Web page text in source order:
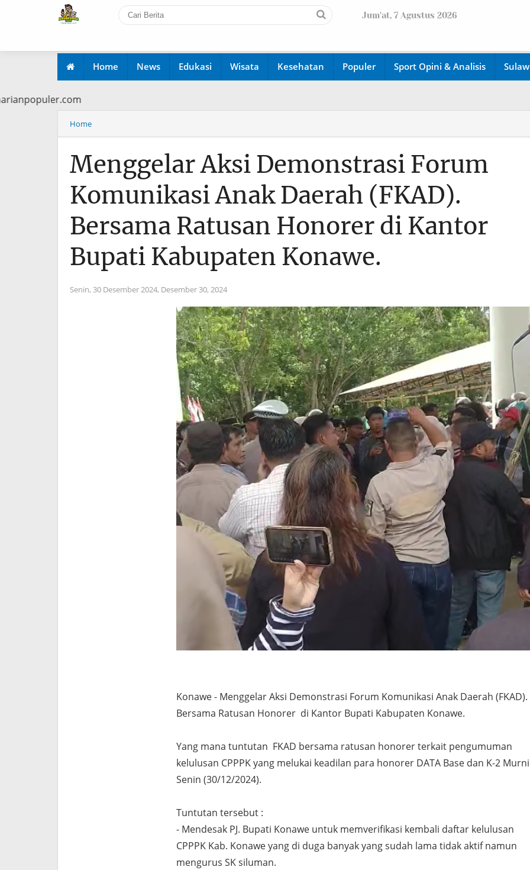
Jum'at, 7 Agustus 2026
Home News Edukasi Wisata Kesehatan Populer Sport Opini & Analisis
Home
Menggelar Aksi Demonstrasi Forum
Komunikasi Anak Daerah (FKAD).
Bersama Ratusan Honorer di Kantor
Bupati Kabupaten Konawe.
Senin, 30 Desember 2024, Desember 30, 2024
Konawe - Menggelar Aksi Demonstrasi Forum Komunikasi Anak Daerah (FKAD).
Bersama Ratusan Honorer di Kantor Bupati Kabupaten Konawe.
Yang mana tuntutan FKAD bersama ratusan honorer terkait pengumuman
kelulusan CPPPK yang melukai keadilan para honorer DATA Base dan K-2
Senin (30/12/2024).
Tuntutan tersebut :
- Mendesak PJ. Bupati Konawe untuk memverifikasi kembali daftar kelulusan
CPPPK Kab. Konawe yang di duga banyak yang sudah lama tidak aktif namun
mengurus SK siluman.